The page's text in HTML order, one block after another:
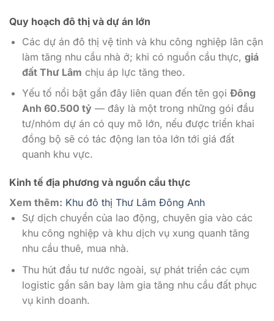
Quy hoạch đô thị và dự án lớn
Các dự án đô thị vệ tinh và khu công nghiệp lân cận
làm tăng nhu cầu nhà ở; khi có nguồn cầu thực, giá
đất Thư Lâm chịu áp lực tăng theo.
Yếu tố nổi bật gần đây liên quan đến tên gọi Đông
Anh 60.500 tỷ— đây là một trong những gói đầu
tư/nhóm dự án có quy mô lớn, nếu được triển khai
đồng bộ sẽ có tác động lan tỏa lớn tới giá đất
quanh khu vực.
Kinh tế địa phương và nguồn cầu thực
Xem thêm: Khu đô thị Thư Lâm Đông Anh
Sự dịch chuyển của lao động, chuyên gia vào các
khu công nghiệp và khu dịch vụ xung quanh tăng
nhu cầu thuê, mua nhà.
Thu hút đầu tư nước ngoài, sự phát triển các cụm
logistic gần sân bay làm gia tăng nhu cầu đất phục
vụ kinh doanh.